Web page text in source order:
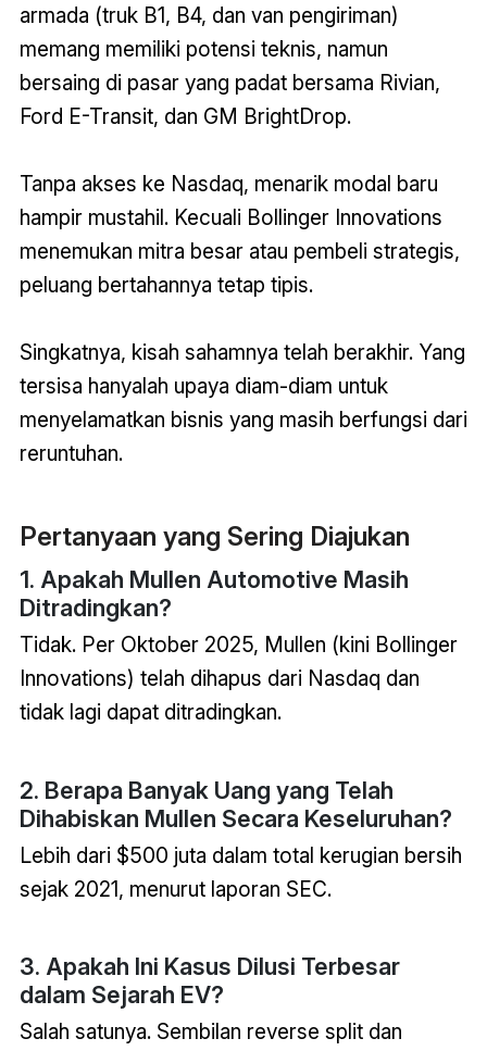
armada (truk B1, B4, dan van pengiriman)
memang memiliki potensi teknis, namun
bersaing di pasar yang padat bersama Rivian,
Ford E-Transit, dan GM BrightDrop.
Tanpa akses ke Nasdaq, menarik modal baru
hampir mustahil. Kecuali Bollinger Innovations
menemukan mitra besar atau pembeli strategis,
peluang bertahannya tetap tipis.
Singkatnya, kisah sahamnya telah berakhir. Yang
tersisa hanyalah upaya diam-diam untuk
menyelamatkan bisnis yang masih berfungsi dari
reruntuhan.
Pertanyaan yang Sering Diajukan
1. Apakah Mullen Automotive Masih
Ditradingkan?
Tidak. Per Oktober 2025, Mullen (kini Bollinger
Innovations) telah dihapus dari Nasdaq dan
tidak lagi dapat ditradingkan.
2. Berapa Banyak Uang yang Telah
Dihabiskan Mullen Secara Keseluruhan?
Lebih dari $500 juta dalam total kerugian bersih
sejak 2021, menurut laporan SEC.
3. Apakah Ini Kasus Dilusi Terbesar
dalam Sejarah EV?
Salah satunya. Sembilan reverse split dan